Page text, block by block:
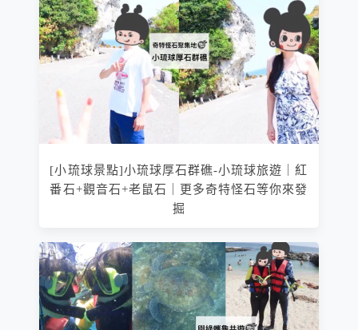
[小琉球景點]小琉球厚石群礁-小琉球旅遊｜紅
番石+觀音石+老鼠石｜更多奇特怪石等你來發
掘